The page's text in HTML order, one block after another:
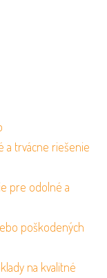
a trvácne riešenie
pre odolné a
poškodených
na kvalitné